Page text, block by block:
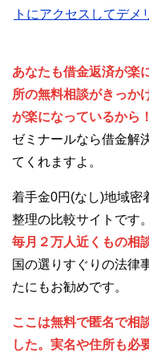
トにアクセスしてデ
あなたも借金返済が楽
所の無料相談がきっか
が楽になっているから！
ゼミナールなら借金解
てくれますよ。
着手金0円(なし)地域密
整理の比較サイトです。
毎月２万人近くもの相
国の選りすぐりの法律
たにもお勧めです。
ここは無料で匿名で相
した。実名や住所も必